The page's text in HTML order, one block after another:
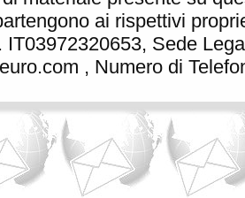
ai rispettivi
IT03972320653, Sede
, Numero di